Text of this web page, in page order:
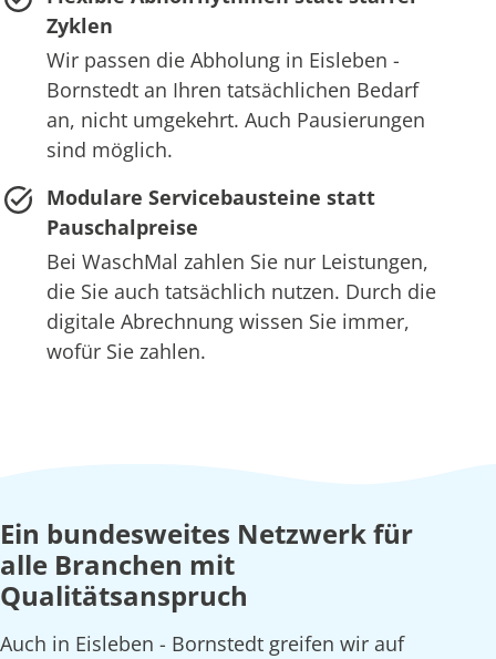
Zyklen
Wir passen die Abholung in Eisleben -
Bornstedt an Ihren tatsächlichen Bedarf
an, nicht umgekehrt. Auch Pausierungen
sind möglich.
Modulare Servicebausteine statt
Pauschalpreise
Bei WaschMal zahlen Sie nur Leistungen,
die Sie auch tatsächlich nutzen. Durch die
digitale Abrechnung wissen Sie immer,
wofür Sie zahlen.
Ein bundesweites Netzwerk für
alle Branchen mit
Qualitätsanspruch
Auch in Eisleben - Bornstedt greifen wir auf